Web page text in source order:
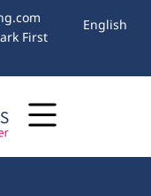
First English